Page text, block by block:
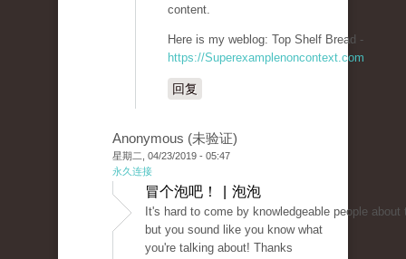
content.
Here is my weblog: Top Shelf Bread -
https://Superexamplenoncontext.com
回复
Anonymous (未验证)
星期二, 04/23/2019 - 05:47
永久连接
冒个泡吧！ | 泡泡
It's hard to come by knowledgeable people
but you sound like you know what
you're talking about! Thanks